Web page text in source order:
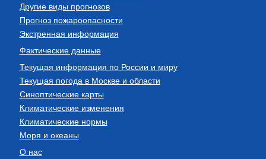
Другие виды прогнозов
Прогноз пожароопасности
Экстренная информация
Фактические данные
Текущая информация по России и миру
Текущая погода в Москве и области
Синоптические карты
Климатические изменения
Климатические нормы
Моря и океаны
О нас